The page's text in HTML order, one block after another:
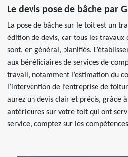
Le devis pose de bâche par
La pose de bâche sur le toit est un
édition de devis, car tous les travaux
sont, en général, planifiés.
aux bénéficiaires de services de
travail, notamment l’estimation du
l’intervention de l’entreprise de
aurez un devis clair et précis, grâce
antérieures sur votre toit qui ont
service, comptez sur les